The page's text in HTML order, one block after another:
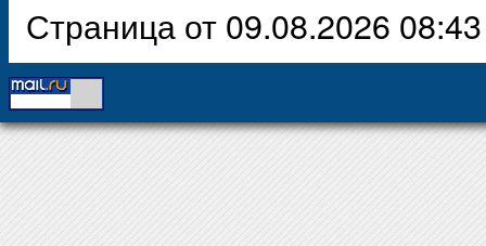
Страница от 09.08.2026 08:43